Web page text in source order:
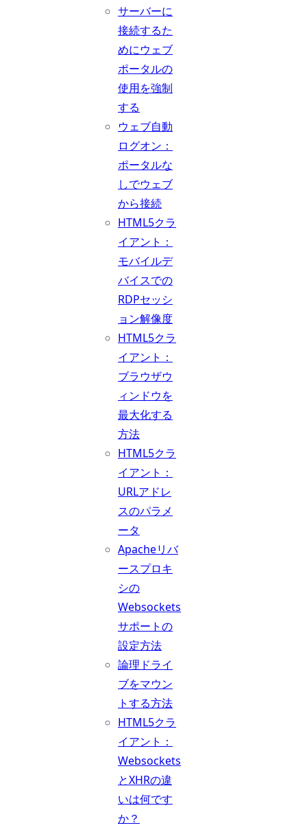
サーバーに
接続するた
めにウェブ
ポータルの
使用を強制
する
ウェブ自動
ログオン：
ポータルな
しでウェブ
から接続
HTML5クラ
イアント：
モバイルデ
バイスでの
RDPセッシ
ョン解像度
HTML5クラ
イアント：
ブラウザウ
ィンドウを
最大化する
方法
HTML5クラ
イアント：
URLアドレ
スのパラメ
ータ
Apacheリバ
ースプロキ
シの
Websockets
サポートの
設定方法
論理ドライ
ブをマウン
トする方法
HTML5クラ
イアント：
Websockets
とXHRの違
いは何です
か？